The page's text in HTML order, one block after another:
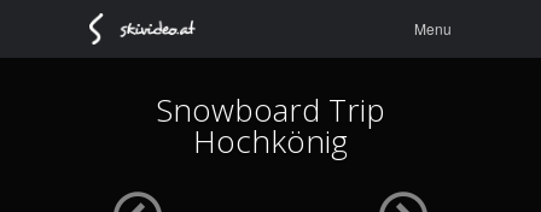
content
Menu
Snowboard Trip
Hochkönig